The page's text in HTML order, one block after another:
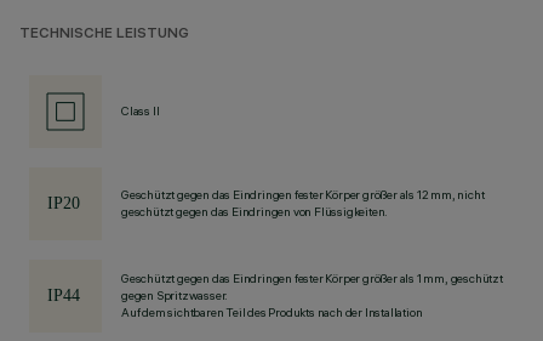
TECHNISCHE LEISTUNG
Class II
Geschützt gegen das Eindringen fester Körper größer als 12 mm, nicht
geschützt gegen das Eindringen von Flüssigkeiten.
Geschützt gegen das Eindringen fester Körper größer als 1 mm, geschützt
gegen Spritzwasser.
Auf dem sichtbaren Teil des Produkts nach der Installation